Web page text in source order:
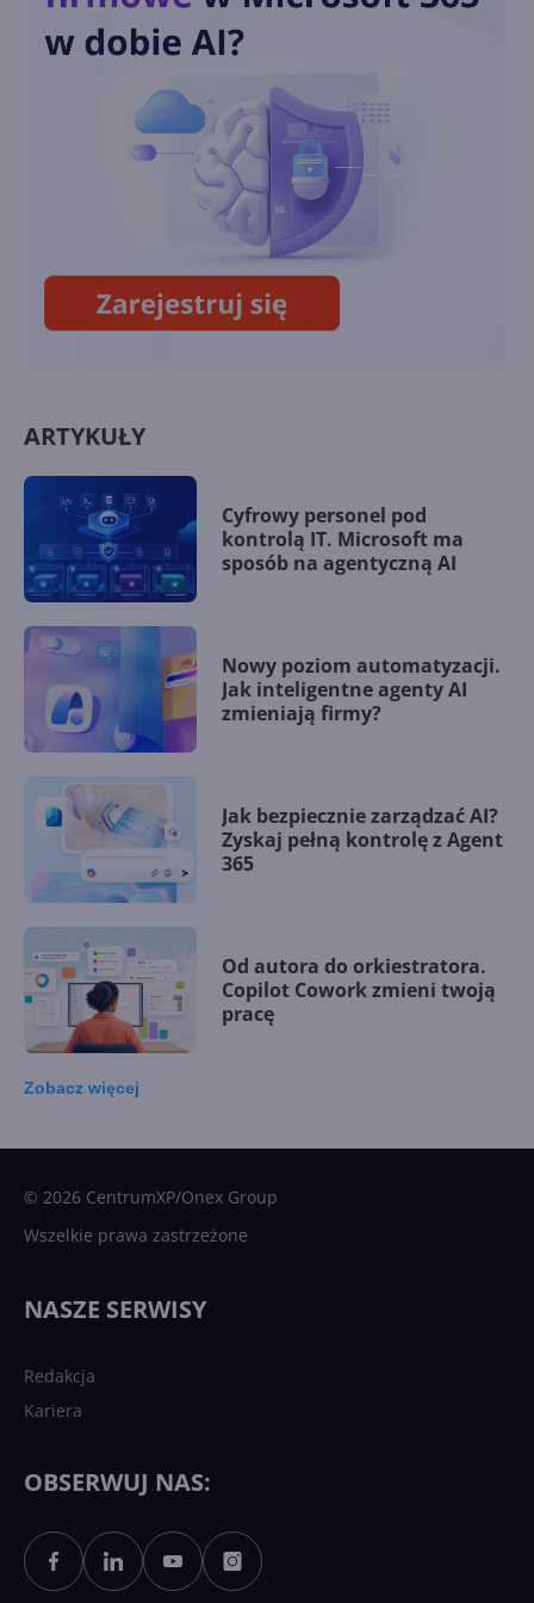
zmieniają rzeczywistość pracy
Jak sztuczna inteligencja
pomaga planecie?
ARTYKUŁY
Cyfrowy personel pod
kontrolą IT. Microsoft ma
sposób na agentyczną AI
Nowy poziom automatyzacji.
Jak inteligentne agenty AI
zmieniają firmy?
Jak bezpiecznie zarządzać AI?
Zyskaj pełną kontrolę z Agent
365
Od autora do orkiestratora.
Copilot Cowork zmieni twoją
pracę
Sztuczna inteligencja po
polsku. Dość barier
Zobacz więcej
© 2026 CentrumXP/Onex Group
Wszelkie prawa zastrzeżone
NASZE SERWISY
Redakcja
Kariera
OBSERWUJ NAS: